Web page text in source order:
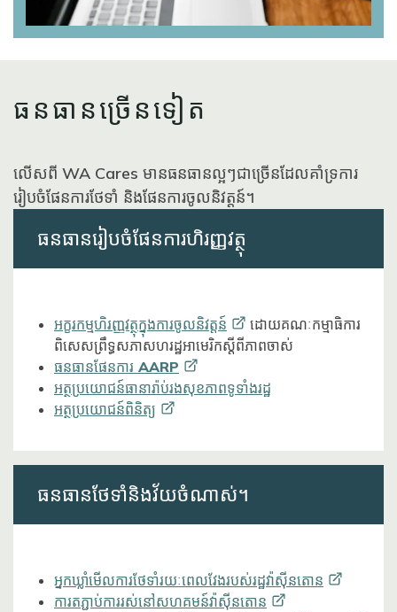
ធនធានច្រើនទៀត
លើសពី WA Cares មានធនធានល្អៗជាច្រើនដែលគាំទ្រការ
រៀបចំផែនការថែទាំ និងផែនការចូលនិវត្តន៍។
ធនធានរៀបចំផែនការហិរញ្ញវត្ថុ
អក្ខរកម្មហិរញ្ញវត្ថុក្នុងការចូលនិវត្តន៍
ដោយគណៈកម្មាធិការ
ពិសេសព្រឹទ្ធសភាសហរដ្ឋអាមេរិកស្តីពីភាពចាស់
ធនធានផែនការ AARP
អត្ថប្រយោជន៍ធានារ៉ាប់រងសុខភាពទូទាំងរដ្ឋ
អត្ថប្រយោជន៍ពិនិត្យ
ធនធានថែទាំនិងវ័យចំណាស់។
អ្នកឃ្លាំមើលការថែទាំរយៈពេលវែងរបស់រដ្ឋវ៉ាស៊ីនតោន
ការតភ្ជាប់ការរស់នៅសហគមន៍វ៉ាស៊ីនតោន